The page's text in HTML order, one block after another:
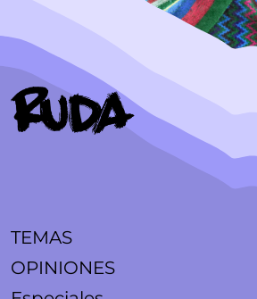
TEMAS
OPINIONES